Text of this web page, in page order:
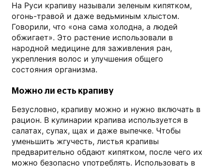
На Руси крапиву называли зеленым кипятком,
огонь-травой и даже ведьминым хлыстом.
Говорили, что «она сама холодна, а людей
обжигает». Это растение использовали в
народной медицине для заживления ран,
укрепления волос и улучшения общего
состояния организма.
Можно ли есть крапиву
Безусловно, крапиву можно и нужно включать в
рацион. В кулинарии крапива используется в
салатах, супах, щах и даже выпечке. Чтобы
уменьшить жгучесть, листья крапивы
предварительно обдают кипятком, после чего их
можно безопасно употреблять. Использовать в